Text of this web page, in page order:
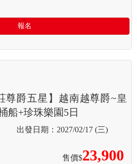
報名
尊爵五星】越南越尊爵~皇
船+珍珠樂園5日
2027/02/17 (三)
售價$23,900